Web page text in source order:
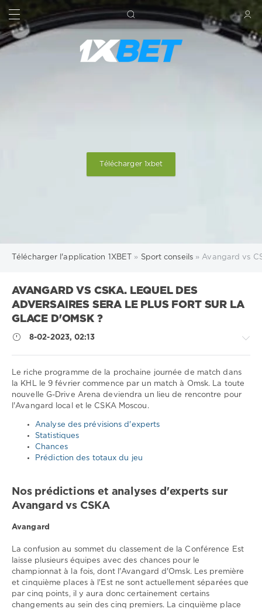
RECHERCHE
Télécharger 1xbet
Télécharger l'application 1XBET » Sport conseils » Avangard vs
AVANGARD VS CSKA. LEQUEL DES
ADVERSAIRES SERA LE PLUS FORT SUR LA
GLACE D'OMSK ?
8-02-2023, 02:13
Pronostics
de
hockey
294
0
Le riche programme de la prochaine journée de match dans
la KHL le 9 février commence par un match à Omsk. La toute
nouvelle G-Drive Arena deviendra un lieu de rencontre pour
l'Avangard local et le CSKA Moscou.
Analyse des prévisions d'experts
Statistiques
Chances
Prédiction des totaux du jeu
Nos prédictions et analyses d'experts sur
Avangard vs CSKA
Avangard
La confusion au sommet du classement de la Conférence Est
laisse plusieurs équipes avec des chances pour le
championnat à la fois, dont l'Avangard d'Omsk. Les première
et cinquième places à l'Est ne sont actuellement séparées que
par cinq points, il y aura donc certainement certains
changements au sein des cinq premiers. La cinquième place